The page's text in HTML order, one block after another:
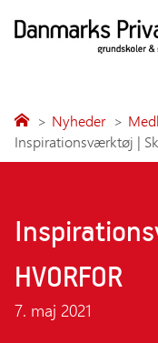
Nyheder
Inspirationsværktøj |
HVORFOR
7. maj 2021